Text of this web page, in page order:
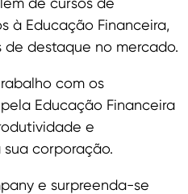
à Educação Financeira,
de destaque no mercado.
com os
Educação Financeira
e
corporação.
e surpreenda-se